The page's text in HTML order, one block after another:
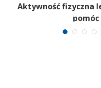
Aktywność fizyczna